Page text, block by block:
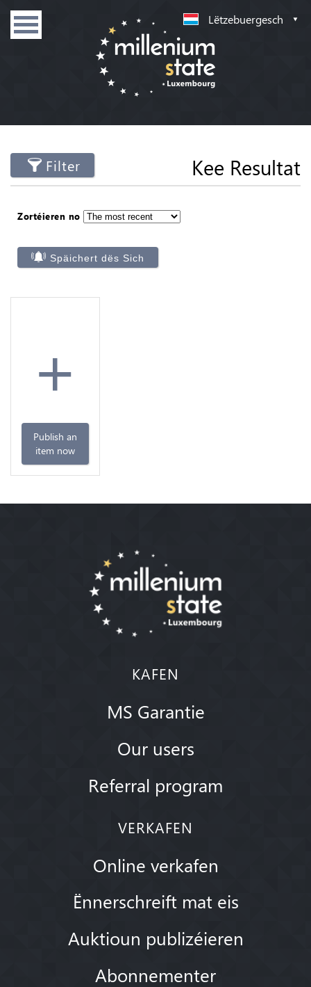
Lëtzebuergesch
Filter Kee Resultat
Zortéieren no
Späichert dës Sich
+
Publish an
item now
KAFEN
MS Garantie
Our users
Referral program
VERKAFEN
Online verkafen
Ënnerschreift mat eis
Auktioun publizéieren
Abonnementer